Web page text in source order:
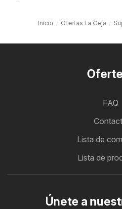
Inicio Ofertas La Ceja
FAQ
Lista de
Lista de
Únete a